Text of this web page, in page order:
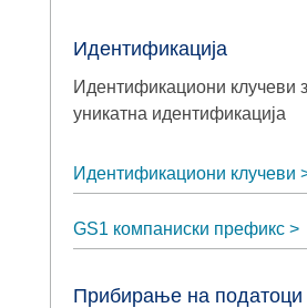
Идентификација
Идентификациони клучеви
уникатна идентификација
Идентификациони клучеви
GS1 компаниски префикс
Прибирање на податоци